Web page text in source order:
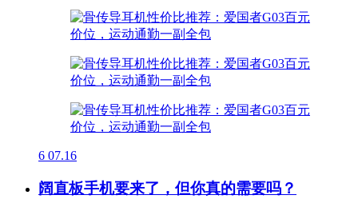
6 07.16
阔直板手机要来了，但你真的需要吗？